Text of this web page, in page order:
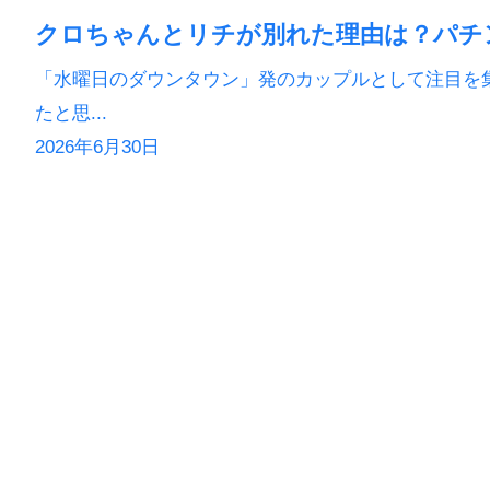
クロちゃんとリチが別れた理由は？パ
「水曜日のダウンタウン」発のカップルとして注目
たと思...
2026年6月30日